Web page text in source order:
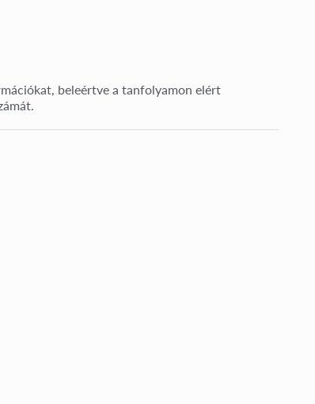
beleértve a tanfolyamon elért